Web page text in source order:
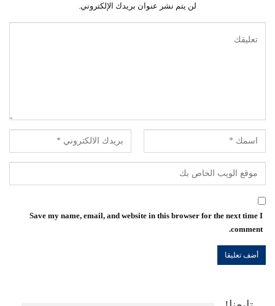
لن يتم نشر عنوان بريدك الإلكتروني.
Save my name, email, and website in this browser for the next time I
comment.